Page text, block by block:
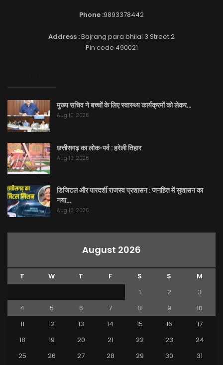
Phone :9893378442
Address :Bajrang para bhilai 3 Street 2
Pin code 490021
मुख्य सचिव ने बच्चों के लिए स्वास्थ्य कार्यक्रमों को लेकर…
Aug 10, 2026
छत्तीसगढ़ का लोक-पर्व : हरेली तिहार
Aug 10, 2026
डिजिटल और पारदर्शी राजस्व प्रशासन : जनहित में सुशासन का
नया…
Aug 10, 2026
August 2026
T W T F S S
M
1
2
3
4
5 6 7 8 9
10
11
12 13 14 15 16
17
18
19 20 21 22 23
24
25
26 27 28 29 30
31